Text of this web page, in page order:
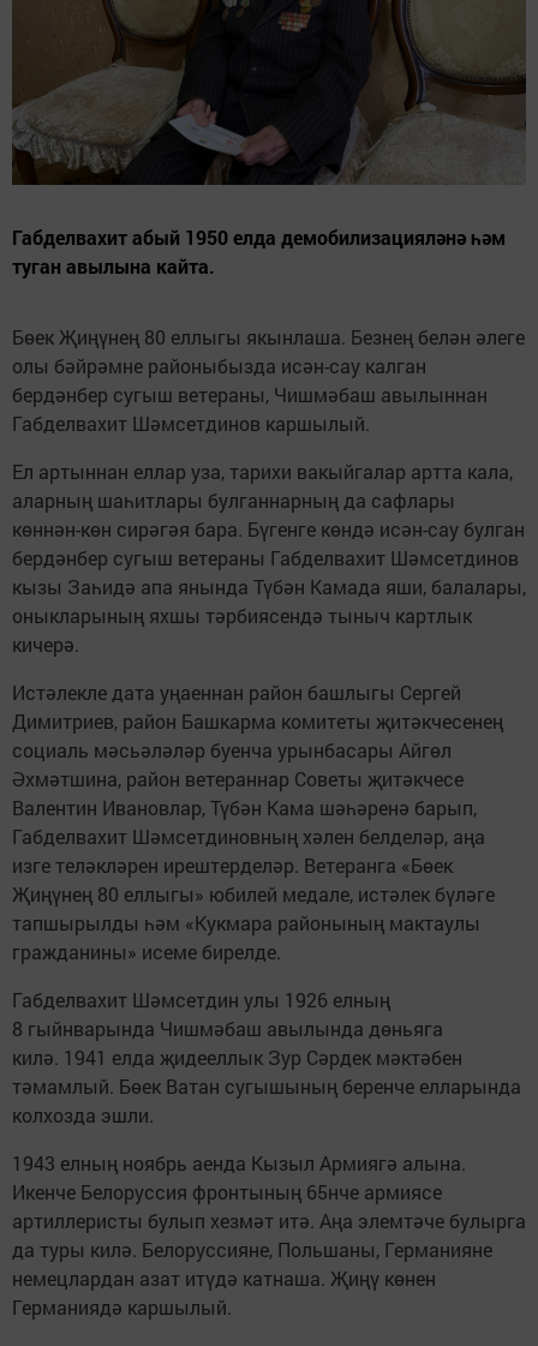
Габделвахит абый 1950 елда демобилизацияләнә һәм
туган авылына кайта.
Бөек Җиңүнең 80 еллыгы якынлаша. Безнең белән әлеге
олы бәйрәмне районыбызда исән-сау калган
бердәнбер сугыш ветераны, Чишмәбаш авылыннан
Габделвахит Шәмсетдинов каршылый.
Ел артыннан еллар уза, тарихи вакыйгалар артта кала,
аларның шаһитлары булганнарның да сафлары
көннән-көн сирәгәя бара. Бүгенге көндә исән-сау булган
бердәнбер сугыш ветераны Габделвахит Шәмсетдинов
кызы Заһидә апа янында Түбән Камада яши, балалары,
оныкларының яхшы тәрбиясендә тыныч картлык
кичерә.
Истәлекле дата уңаеннан район башлыгы Сергей
Димитриев, район Башкарма комитеты җитәкчесенең
социаль мәсьәләләр буенча урынбасары Айгөл
Әхмәтшина, район ветераннар Советы җитәкчесе
Валентин Ивановлар, Түбән Кама шәһәренә барып,
Габделвахит Шәмсетдиновның хәлен белделәр, аңа
изге теләкләрен ирештерделәр. Ветеранга «Бөек
Җиңүнең 80 еллыгы» юбилей медале, истәлек бүләге
тапшырылды һәм «Кукмара районының мактаулы
гражданины» исеме бирелде.
Габделвахит Шәмсетдин улы 1926 елның
8 гыйнварында Чишмәбаш авылында дөньяга
килә. 1941 елда җидееллык Зур Сәрдек мәктәбен
тәмамлый. Бөек Ватан сугышының беренче елларында
колхозда эшли.
1943 елның ноябрь аенда Кызыл Армиягә алына.
Икенче Белоруссия фронтының 65нче армиясе
артиллеристы булып хезмәт итә. Аңа элемтәче булырга
да туры килә. Белоруссияне, Польшаны, Германияне
немецлардан азат итүдә катнаша. Җиңү көнен
Германиядә каршылый.